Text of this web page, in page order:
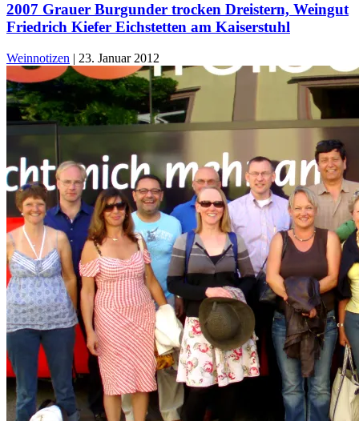
2007 Grauer Burgunder trocken Dreistern, Weingut
Friedrich Kiefer Eichstetten am Kaiserstuhl
Weinnotizen | 23. Januar 2012